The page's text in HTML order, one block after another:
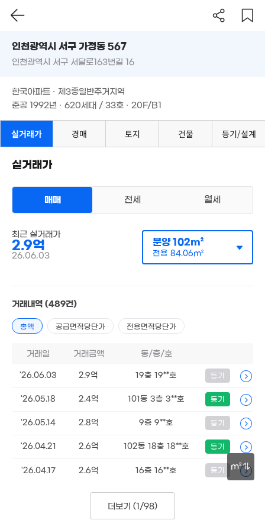
1.25억
64m²
매매 2억 9000만원
전용84m²
1억
1억
40m²
8,300만
9,900만
41m²
9,500만
42m²
3.63억
만
7,200만
억
436m²
7,000만
42m²
30m²
40억
'23. 06
41m²
1.15억
32m²
3.65억
'21. 09
억
10
16.11억
'09. 09
필터 매물 탐색
인천시 서구 가정동 567
준공 1992년 · 620세대 / 33호 · 20F/B1
m²
인천광역시 서구 가정동 567
인천광역시 서구 서달로163번길 16
한국아파트 · 제3종일반주거지역
준공 1992년 · 620세대 / 33호 · 20F/B1
실거래가 경매 토지 건물 등기/설계
실거래가
매매 전세 월세
최근 실거래가
2.9억
26.06.03
분양102m²
전용 84.06m²
거래내역 (489건)
총액 공급면적당단가 전용면적당단가
거래일 거래금액 동/층/호
'26.06.03 2.9억 19층 19**호 등기
'26.05.18 2.4억 101동 3층 3**호 등기
'26.05.14 2.8억 9층 9**호 등기
'26.04.21 2.6억 102동 18층 18**호 등기
'26.04.17 2.6억 16층 16**호 등기
더보기 (1/98)